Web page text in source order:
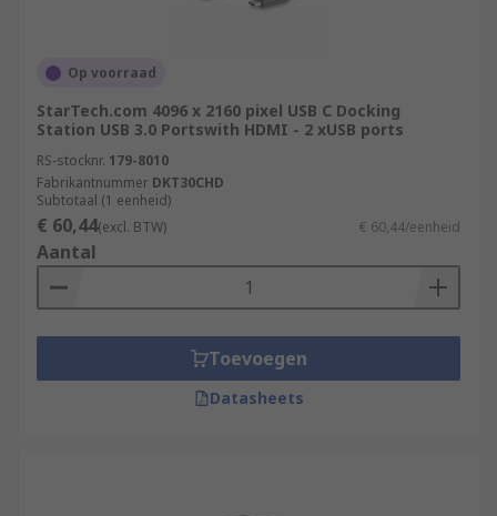
Op voorraad
StarTech.com 4096 x 2160 pixel USB C Docking
Station USB 3.0 Portswith HDMI - 2 xUSB ports
RS-stocknr. 179-8010
Fabrikantnummer DKT30CHD
Subtotaal (1 eenheid)
€ 60,44(excl. BTW) € 60,44/eenheid
Aantal
Toevoegen
Datasheets